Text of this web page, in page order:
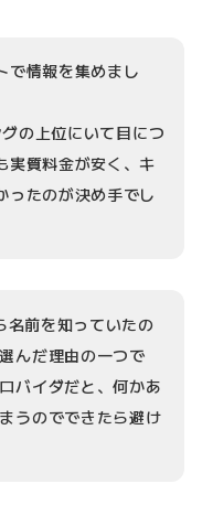
で情報を集めまし
の上位にいて目につ
実質料金が安く、キ
ったのが決め手でし
前を知っていたの
んだ理由の一つで
バイダだと、何かあ
うのでできたら避け